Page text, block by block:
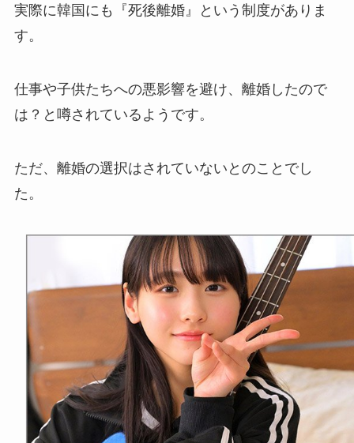
実際に韓国にも『死後離婚』という制度がありま
す。
仕事や子供たちへの悪影響を避け、離婚したので
は？と噂されているようです。
ただ、離婚の選択はされていないとのことでし
た。